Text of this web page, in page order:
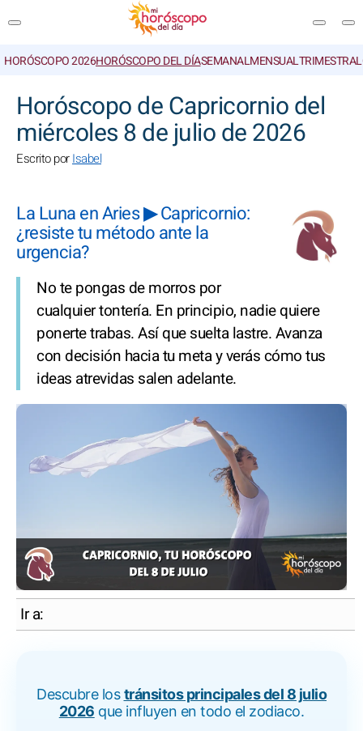
HORÓSCOPO 2026HORÓSCOPO DEL DÍASEMANALMENSUALTRIMESTRAL
Horóscopo de Capricornio del
miércoles 8 de julio de 2026
Escrito porIsabel
La Luna en Aries ▶ Capricornio:
¿resiste tu método ante la
urgencia?
No te pongas de morros por
cualquier tontería. En principio, nadie quiere
ponerte trabas. Así que suelta lastre. Avanza
con decisión hacia tu meta y verás cómo tus
ideas atrevidas salen adelante.
Ir a:
Descubre lostránsitos principales del 8 julio
2026 que influyen en todo el zodiaco.